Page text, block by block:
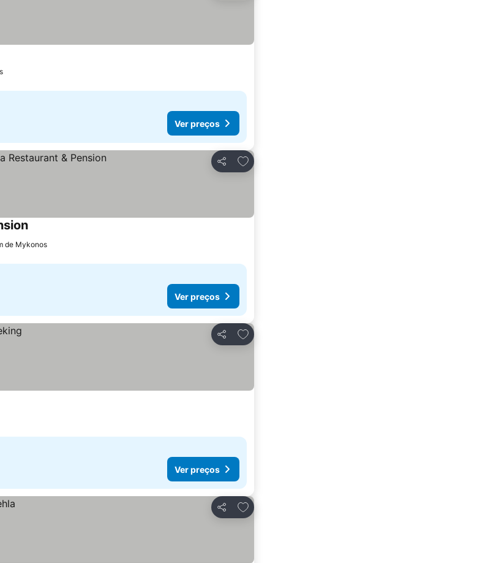
Ver preços
Partilhar
Adicionar aos favoritos
Ver preços
de Mykonos
Ver preços
Partilhar
Adicionar aos favoritos
Ver preços
Partilhar
Adicionar aos favoritos